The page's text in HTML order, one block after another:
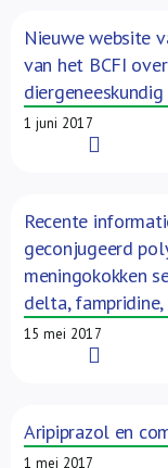
Nieuwe website
van het BCFI
1 juni 2017
Recente
geconjugeerd
meningokokken
delta,
15 mei 2017
Aripiprazol en
1 mei 2017